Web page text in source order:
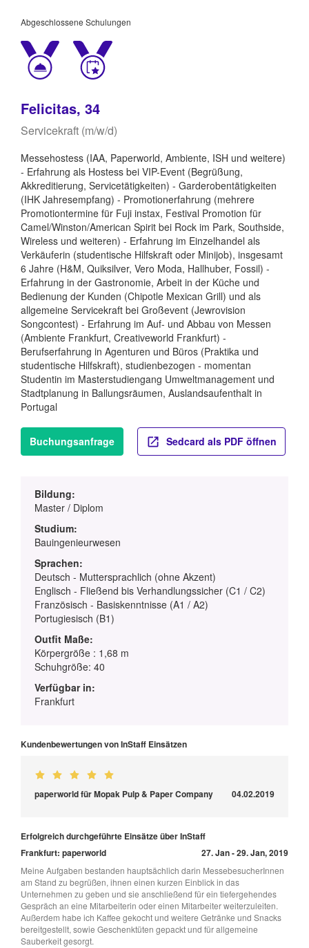
Abgeschlossene Schulungen
Felicitas, 34
Servicekraft (m/w/d)
Messehostess (IAA, Paperworld, Ambiente, ISH und weitere)
- Erfahrung als Hostess bei VIP-Event (Begrüßung,
Akkreditierung, Servicetätigkeiten) - Garderobentätigkeiten
(IHK Jahresempfang) - Promotionerfahrung (mehrere
Promotiontermine für Fuji instax, Festival Promotion für
Camel/Winston/American Spirit bei Rock im Park, Southside,
Wireless und weiteren) - Erfahrung im Einzelhandel als
Verkäuferin (studentische Hilfskraft oder Minijob), insgesamt
6 Jahre (H&M, Quiksilver, Vero Moda, Hallhuber, Fossil) -
Erfahrung in der Gastronomie, Arbeit in der Küche und
Bedienung der Kunden (Chipotle Mexican Grill) und als
allgemeine Servicekraft bei Großevent (Jewrovision
Songcontest) - Erfahrung im Auf- und Abbau von Messen
(Ambiente Frankfurt, Creativeworld Frankfurt) -
Berufserfahrung in Agenturen und Büros (Praktika und
studentische Hilfskraft), studienbezogen - momentan
Studentin im Masterstudiengang Umweltmanagement und
Stadtplanung in Ballungsräumen, Auslandsaufenthalt in
Portugal
Buchungsanfrage Sedcard als PDF öffnen
Bildung:
Master / Diplom
Studium:
Bauingenieurwesen
Sprachen:
Deutsch - Muttersprachlich (ohne Akzent)
Englisch - Fließend bis Verhandlungssicher (C1 / C2)
Französisch - Basiskenntnisse (A1 / A2)
Portugiesisch (B1)
Outfit Maße:
Körpergröße : 1,68 m
Schuhgröße: 40
Verfügbar in:
Frankfurt
Kundenbewertungen von InStaff Einsätzen
paperworld für Mopak Pulp & Paper Company 04.02.2019
Erfolgreich durchgeführte Einsätze über InStaff
Frankfurt: paperworld
27. Jan - 29. Jan, 2019
Meine Aufgaben bestanden hauptsächlich darin MessebesucherInnen
am Stand zu begrüßen, ihnen einen kurzen Einblick in das
Unternehmen zu geben und sie anschließend für ein tiefergehendes
Gespräch an eine Mitarbeiterin oder einen Mitarbeiter weiterzuleiten.
Außerdem habe ich Kaffee gekocht und weitere Getränke und Snacks
bereitgestellt, sowie Geschenktüten gepackt und für allgemeine
Sauberkeit gesorgt.